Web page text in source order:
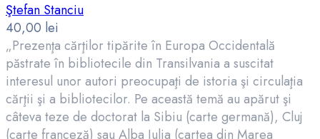
Ştefan Stanciu
40,00 lei
„Prezenţa cărţilor tipărite în Europa Occidentală
păstrate în bibliotecile din Transilvania a suscitat
interesul unor autori preocupaţi de istoria şi circulaţia
cărţii şi a bibliotecilor. Pe această temă au apărut şi
câteva teze de doctorat la Sibiu (carte germană), Cluj
(carte franceză) sau Alba Iulia (cartea din Marea